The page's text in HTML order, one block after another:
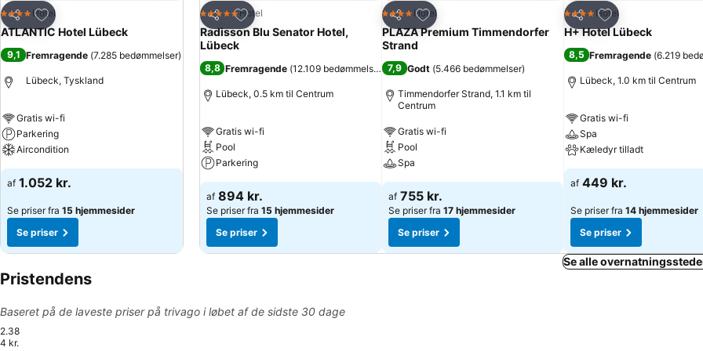
Del
Føj til favoritter
4 StjernerHotel
ATLANTIC Hotel Lübeck
9,1 Fremragende (7.285 bedømmelser)
Lübeck, Tyskland
Gratis wi-fi
Parkering
Aircondition
af 1.052 kr.
Se priser fra 15 hjemmesider
Se priser
Del
Føj til favoritter
5 StjernerHotel
Radisson Blu Senator Hotel,
Lübeck
8,8 Fremragende (12.109 bedømmelser)
Lübeck, 0.5 km til Centrum
Gratis wi-fi
Pool
Parkering
af 894 kr.
Se priser fra 15 hjemmesider
Se priser
Del
Føj til favoritter
4 StjernerHotel
PLAZA Premium Timmendorfer
Strand
7,9 Godt (5.466 bedømmelser)
Timmendorfer Strand, 1.1 km til
Centrum
Gratis wi-fi
Pool
Spa
af 755 kr.
Se priser fra 17 hjemmesider
Se priser
Del
Føj til favoritter
4 StjernerHotel
H+ Hotel Lübeck
8,5 Fremragende (6.219
Lübeck, 1.0 km til Centrum
Gratis wi-fi
Spa
Kæledyr tilladt
af 449 kr.
Se priser fra 14 hjemmesider
Se priser
Se alle
Pristendens
Baseret på de laveste priser på trivago i løbet af de sidste 30 dage
2.38
4 kr.